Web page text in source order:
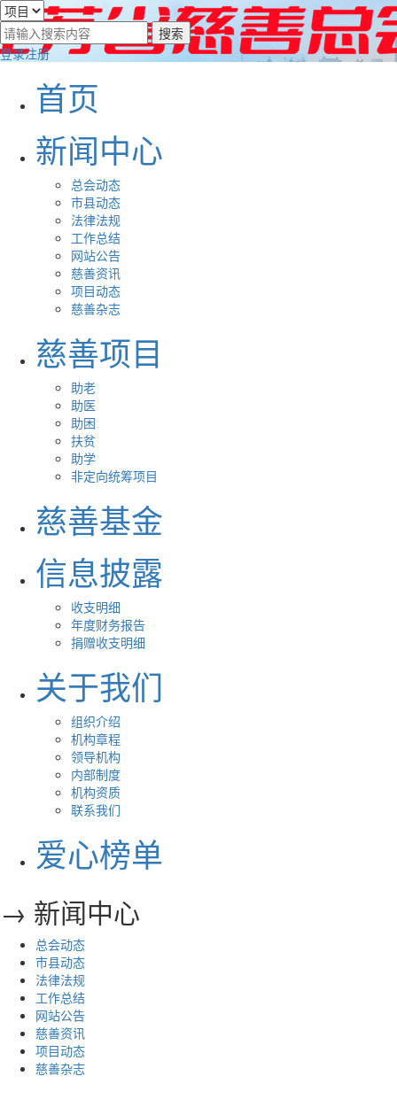
登录注册
首页
新闻中心
总会动态
市县动态
法律法规
工作总结
网站公告
慈善资讯
项目动态
慈善杂志
慈善项目
助老
助医
助困
扶贫
助学
非定向统筹项目
慈善基金
信息披露
收支明细
年度财务报告
捐赠收支明细
关于我们
组织介绍
机构章程
领导机构
内部制度
机构资质
联系我们
爱心榜单
→ 新闻中心
总会动态
市县动态
法律法规
工作总结
网站公告
慈善资讯
项目动态
慈善杂志